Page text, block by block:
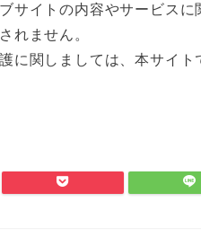
サイトの内容やサービスに
れません。
に関しましては、本サイト